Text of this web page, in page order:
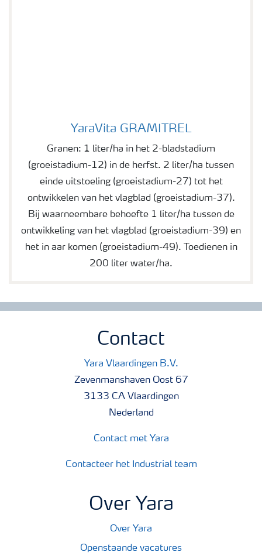
YaraVita GRAMITREL
Granen: 1 liter/ha in het 2-bladstadium
(groeistadium-12) in de herfst. 2 liter/ha tussen
einde uitstoeling (groeistadium-27) tot het
ontwikkelen van het vlagblad (groeistadium-37).
Bij waarneembare behoefte 1 liter/ha tussen de
ontwikkeling van het vlagblad (groeistadium-39) en
het in aar komen (groeistadium-49). Toedienen in
200 liter water/ha.
Contact
Yara Vlaardingen B.V.
Zevenmanshaven Oost 67
3133 CA Vlaardingen
Nederland
Contact met Yara
Contacteer het Industrial team
Over Yara
Over Yara
Openstaande vacatures